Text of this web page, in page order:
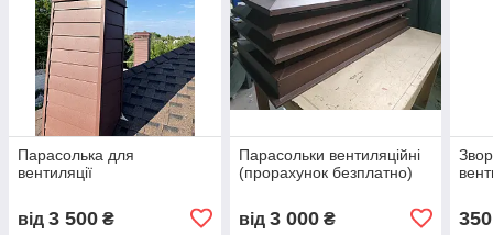
Парасолька для
вентиляції
від 3 500 ₴
Парасольки вентиляційні
(прорахунок безплатно)
від 3 000₴ 350